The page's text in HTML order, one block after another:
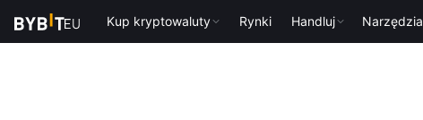
Kup kryptowaluty Rynki Handluj Narzędzia